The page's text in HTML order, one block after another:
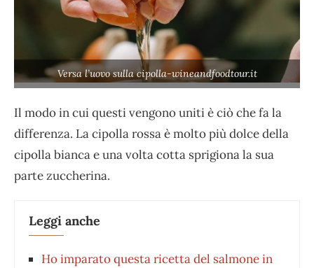
Versa l’uovo sulla cipolla-wineandfoodtour.it
Il modo in cui questi vengono uniti è ciò che fa la
differenza. La cipolla rossa è molto più dolce della
cipolla bianca e una volta cotta sprigiona la sua
parte zuccherina.
Leggi anche
Ho imparato questa ricetta del salmone in